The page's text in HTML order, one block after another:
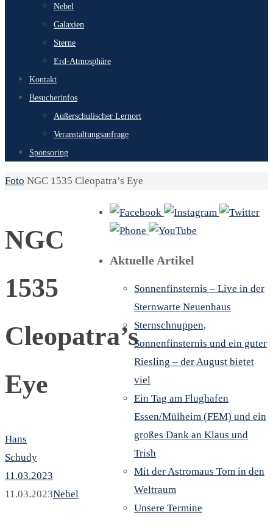
Nebel
Galaxien
Sterne
Erd-Atmosphäre
Kontakt
Besucherinfos
Außerschulischer Lernort
Veranstaltungsanfrage
Sponsoring
Start
Foto NGC 1535 Cleopatra’s Eye
NGC
1535
Cleopatra’s
Eye
Hans
Schudy
11.03.2023
11.03.2023Nebel
Aktuelle Artikel
Sonnenfinsternis – Live in der
Sternwarte Neuenhaus
Sternschnuppen,
Sonnenfinsternis und ein guter
Riesling – der August bietet
viel
Ein Tag am Flughafen
Essen/Mülheim (FEM) und ein
großes Dank an Klaus und
Trish
Mit der Astromaus Tom in den
Weltraum
Unsere Termine